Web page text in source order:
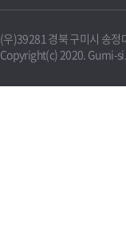
(우)39281 경북 구미시 송
Copyright(c) 2020. Gumi-